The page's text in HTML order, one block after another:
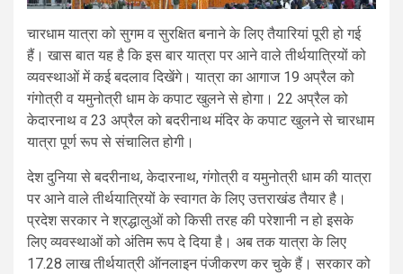
चारधाम यात्रा को सुगम व सुरक्षित बनाने के लिए तैयारियां पूरी हो गई
हैं। खास बात यह है कि इस बार यात्रा पर आने वाले तीर्थयात्रियों को
व्यवस्थाओं में कई बदलाव दिखेंगे। यात्रा का आगाज 19 अप्रैल को
गंगोत्री व यमुनोत्री धाम के कपाट खुलने से होगा। 22 अप्रैल को
केदारनाथ व 23 अप्रैल को बदरीनाथ मंदिर के कपाट खुलने से चारधाम
यात्रा पूर्ण रूप से संचालित होगी।
देश दुनिया से बदरीनाथ, केदारनाथ, गंगोत्री व यमुनोत्री धाम की यात्रा
पर आने वाले तीर्थयात्रियों के स्वागत के लिए उत्तराखंड तैयार है।
प्रदेश सरकार ने श्रद्धालुओं को किसी तरह की परेशानी न हो इसके
लिए व्यवस्थाओं को अंतिम रूप दे दिया है। अब तक यात्रा के लिए
17.28 लाख तीर्थयात्री ऑनलाइन पंजीकरण कर चुके हैं। सरकार को